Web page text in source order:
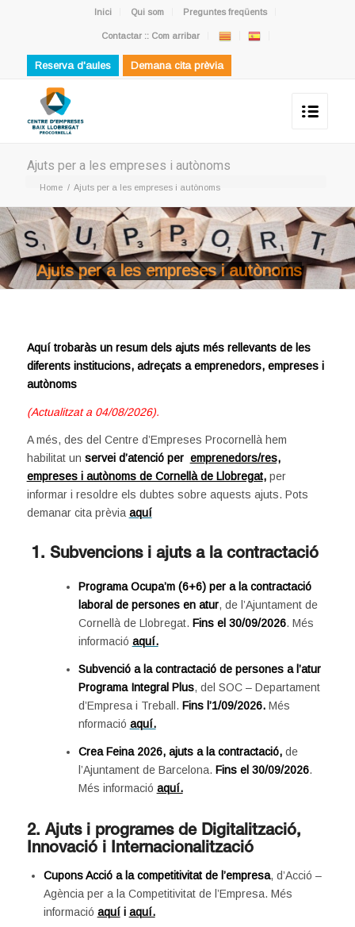
Inici Qui som Preguntes freqüents
Contactar :: Com arribar
Reserva d'aules Demana cita prèvia
Ajuts per a les empreses i autònoms
Home / Ajuts per a les empreses i autònoms
Ajuts per a les empreses i autònoms
Aquí trobaràs un resum dels ajuts més rellevants de les
diferents institucions, adreçats a emprenedors, empreses i
autònoms
(Actualitzat a 04/08/2026).
A més, des del Centre d’Empreses Procornellà hem
habilitat un servei d’atenció per emprenedors/res,
empreses i autònoms de Cornellà de Llobregat,per
informar i resoldre els dubtes sobre aquests ajuts. Pots
demanar cita prèvia aquí
1. Subvencions i ajuts a la contractació
Programa Ocupa’m (6+6) per a la contractació
laboral de persones en atur, de l’Ajuntament de
Cornellà de Llobregat. Fins el 30/09/2026. Més
informació aquí.
Subvenció a la contractació de persones a l’atur
Programa Integral Plus, del SOC – Departament
d’Empresa i Treball. Fins l’1/09/2026.Més
nformació aquí.
Crea Feina 2026, ajuts a la contractació,de
l’Ajuntament de Barcelona. Fins el 30/09/2026.
Més informació aquí.
2. Ajuts i programes de Digitalització,
Innovació i Internacionalització
Cupons Acció a la competitivitat de l’empresa, d’Acció –
Agència per a la Competitivitat de l’Empresa. Més
informació aquíi aquí.